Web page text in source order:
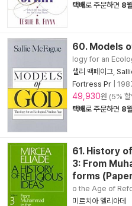
택배로 주문하면 8
60. Models
logy for an
샐리 맥페이그
Fortress Pr
49,930원 (5%
택배로 주문하면 8
61. History
3: From
forms
o the Age of
미르치아 엘리아데